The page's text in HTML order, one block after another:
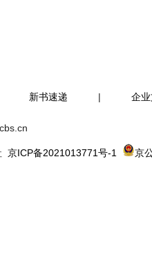
新书速递 | 企
京ICP备2021013771号-1 京